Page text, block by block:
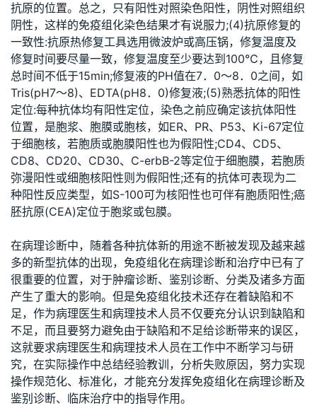
抗原的位置。总之，只有阳性对照染色阳性，阴性对照组织
阴性，这样的免疫组化染色结果才有说服力;(4)抗原修复的
一致性:抗原热修复工具选用微波炉或高压锅，修复温度及
修复时间要尽量一致，修复温度至少要达到100℃，且修复
总时间不低于15min;修复液的PH值在7．0～8．0之间，如
Tris(pH7～8)、EDTA(pH8．0)修复液;(5)熟悉抗体的阳性
定位:每种抗体均有阳性定位，染色之前应确定该抗体阳性
位置，是胞浆、胞膜或胞核，如ER、PR、P53、Ki-67定位
于细胞核，若胞质或胞膜阳性也为假阳性;CD4、CD5、
CD8、CD20、CD30、C-erbB-2等定位于细胞膜，若胞质
弥漫阳性或细胞核阳性则为假阳性;还有的抗体可表现为二
种阳性反应类型，如S-100可为核阳性也可伴有胞质阳性;癌
胚抗原(CEA)定位于胞浆或包膜。
在病理诊断中，随着各种抗体新的用途不断被发现及越来越
多的新型抗体的出现，免疫组化在病理诊断和治疗中已有了
很重要的位置，对于肿瘤诊断、鉴别诊断、分类及诸多方面
产生了重大的影响。但是免疫组化技术还存在着缺陷和不
足，作为病理医生和病理技术人员不仅要充分认识到缺陷和
不足，而且要努力避免由于缺陷和不足给诊断带来的误区，
这就要求病理医生和病理技术人员在工作中不断学习与研
究，在实际操作中总结经验教训，分析失败原因，努力实现
操作规范化、标准化，才能充分发挥免疫组化在病理诊断及
鉴别诊断、临床治疗中的指导作用。